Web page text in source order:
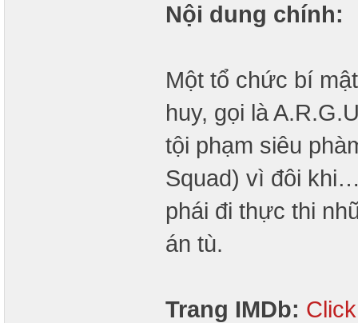
Nội dung chính:
Một tổ chức bí
huy, gọi là
tội phạm siêu
Squad) vì đôi
phái đi thực thi
án tù.
Trang IMDb: